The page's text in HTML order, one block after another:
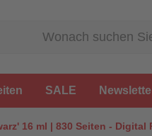
SALE
16 ml | 830 Seiten - Digital